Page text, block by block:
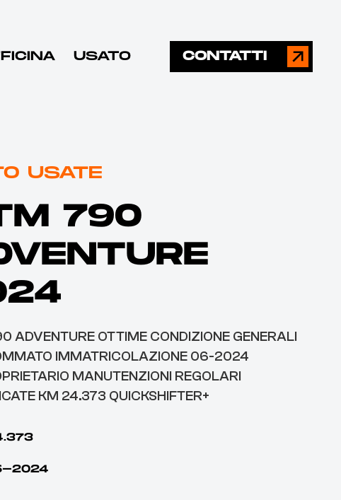
USATO CONTATTI
USATE
790
ADVENTURE OTTIME CONDIZIONE GENERALI
IMMATRICOLAZIONE 06-2024
MANUTENZIONI REGOLARI
KM 24.373 QUICKSHIFTER+
2024